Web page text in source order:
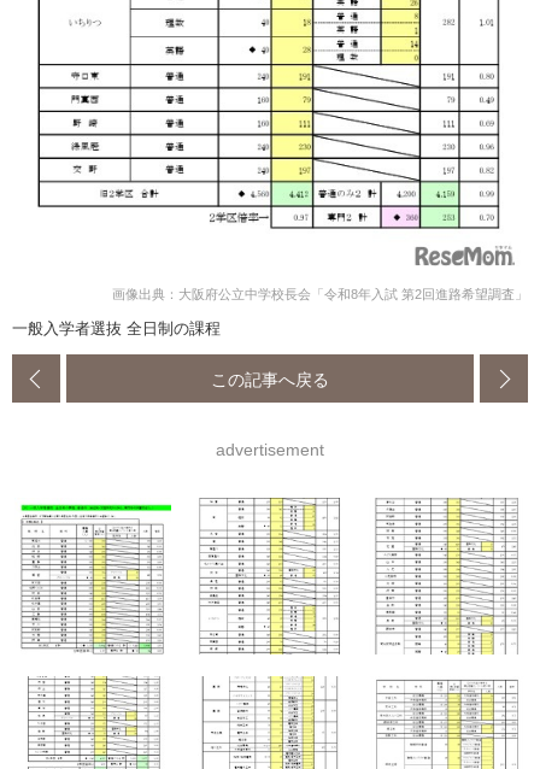
画像出典：大阪府公立中学校長会「令和8年入試 第2回進路希望調査」
一般入学者選抜 全日制の課程
この記事へ戻る
advertisement